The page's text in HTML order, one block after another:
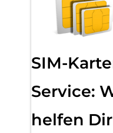
SIM-
Service:
helfen Dir